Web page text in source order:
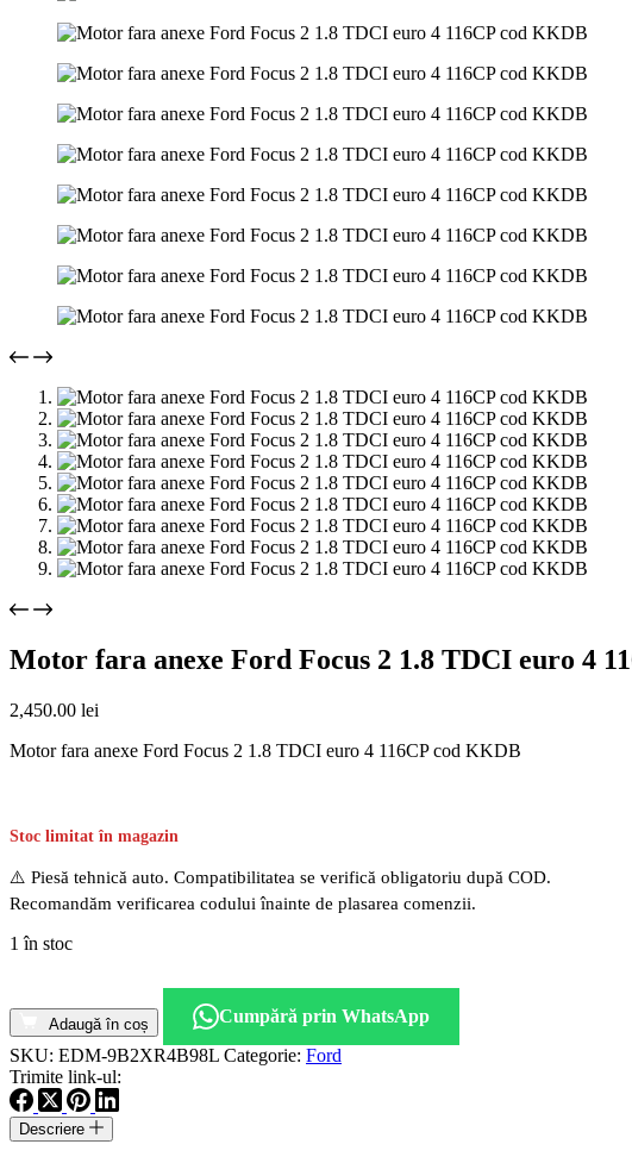
Motor fara anexe Ford Focus 2 1.8 TDCI euro 4
2,450.00 lei
Motor fara anexe Ford Focus 2 1.8 TDCI euro 4 116CP cod KKDB
Stoc limitat în magazin
⚠️ Piesă tehnică auto. Compatibilitatea se verifică obligatoriu după COD.
Recomandăm verificarea codului înainte de plasarea comenzii.
1 în stoc
Motor
anexe
Ford
Focus
2
1.8
Adaugă în coș
Cumpără prin WhatsApp
SKU: EDM-9B2XR4B98L Categorie: Ford
Trimite link-ul:
Descriere